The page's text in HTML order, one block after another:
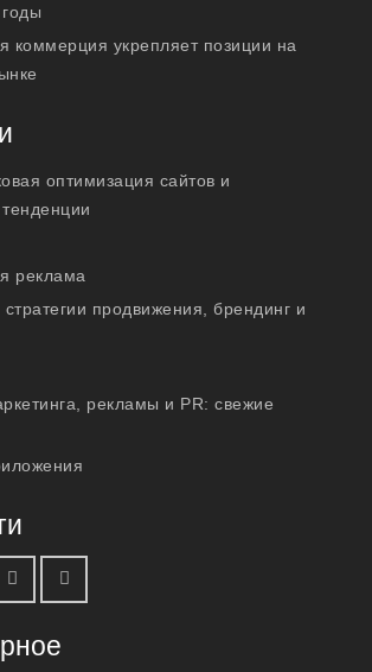
коммерция укрепляет позиции на
оптимизация сайтов и
реклама
стратегии продвижения, брендинг и
рекламы и PR: свежие